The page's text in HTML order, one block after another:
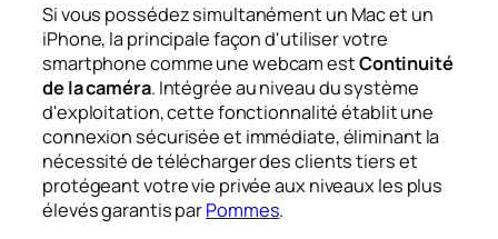
Si vous possédez simultanément un Mac et un
iPhone, la principale façon d'utiliser votre
smartphone comme une webcam estContinuité
de la caméra. Intégrée au niveau du système
d'exploitation, cette fonctionnalité établit une
connexion sécurisée et immédiate, éliminant la
nécessité de télécharger des clients tiers et
protégeant votre vie privée aux niveaux les plus
élevés garantis parPommes.